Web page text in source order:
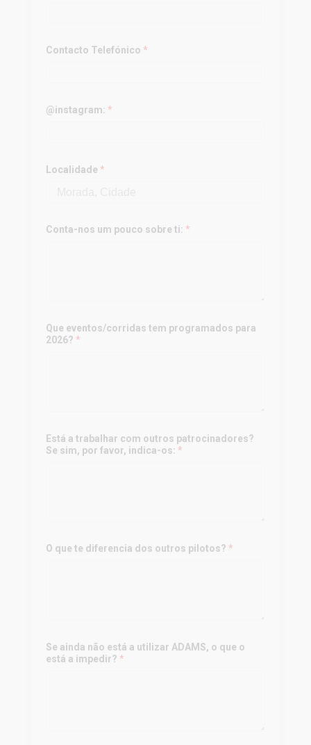
Contacto Telefónico *
@instagram: *
Localidade *
Conta-nos um pouco sobre ti: *
Que eventos/corridas tem programados para
2026? *
Está a trabalhar com outros patrocinadores?
Se sim, por favor, indica-os: *
O que te diferencia dos outros pilotos? *
Se ainda não está a utilizar ADAMS, o que o
está a impedir? *